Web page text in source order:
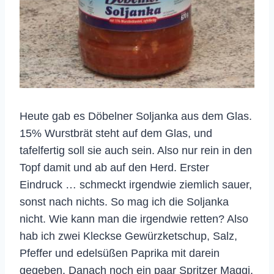
Heute gab es Döbelner Soljanka aus dem Glas.
15% Wurstbrät steht auf dem Glas, und
tafelfertig soll sie auch sein. Also nur rein in den
Topf damit und ab auf den Herd. Erster
Eindruck … schmeckt irgendwie ziemlich sauer,
sonst nach nichts. So mag ich die Soljanka
nicht. Wie kann man die irgendwie retten? Also
hab ich zwei Kleckse Gewürzketschup, Salz,
Pfeffer und edelsüßen Paprika mit darein
gegeben. Danach noch ein paar Spritzer Maggi.